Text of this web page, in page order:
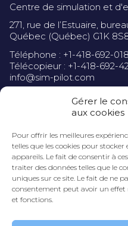
Gérer le
aux cookies
Pour offrir les meilleures
telles que les cookies pour
appareils. Le fait de consentir à
traiter des données telles que le
uniques sur ce site. Le fait de ne
consentement peut avoir un
et fonctions.
Centre de simulation et
271, rue de l’Estuaire,
Québec (Québec) G1K
Téléphone : +1-418-692-
Télécopieur : +1-418-692-
info@sim-pilot.com
Politique de confidentialité